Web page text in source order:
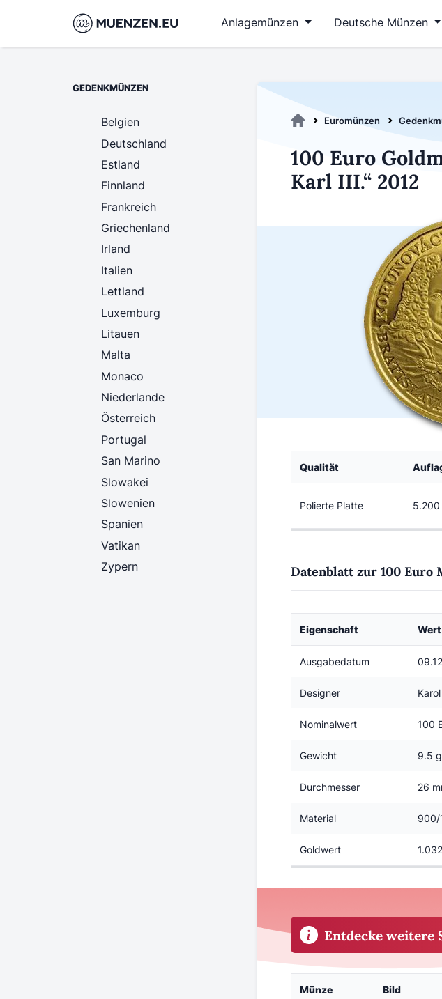
Anlagemünzen Deutsche Münzen
Euromünzen
100 Euro
Karl III.“ 2012
Qualität
Polierte Platte 5.200
Datenblatt zur 100 Euro
Eigenschaft Wert
Ausgabedatum
Designer
Nominalwert 100
Gewicht 9.5 g
Durchmesser 26
Material 900/
Goldwert
Entdecke weitere
Münze Bild
GEDENKMÜNZEN
Belgien
Deutschland
Estland
Finnland
Frankreich
Griechenland
Irland
Italien
Lettland
Luxemburg
Litauen
Malta
Monaco
Niederlande
Österreich
Portugal
San Marino
Slowakei
Slowenien
Spanien
Vatikan
Zypern